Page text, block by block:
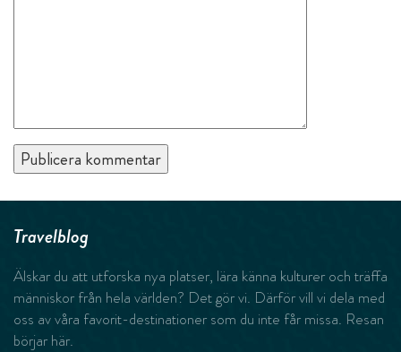
Travelblog
Älskar du att utforska nya platser, lära känna kulturer och träffa
människor från hela världen? Det gör vi. Därför vill vi dela med
oss av våra favorit-destinationer som du inte får missa. Resan
börjar här.